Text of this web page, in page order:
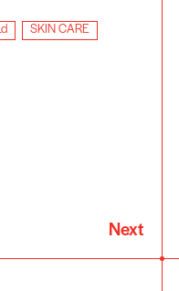
SKIN CARE
Next